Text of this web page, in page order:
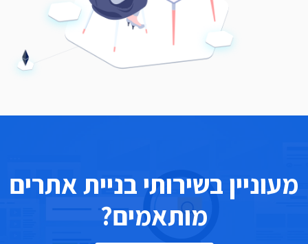
מעוניין בשירותי בניית אתרים
מותאמים?